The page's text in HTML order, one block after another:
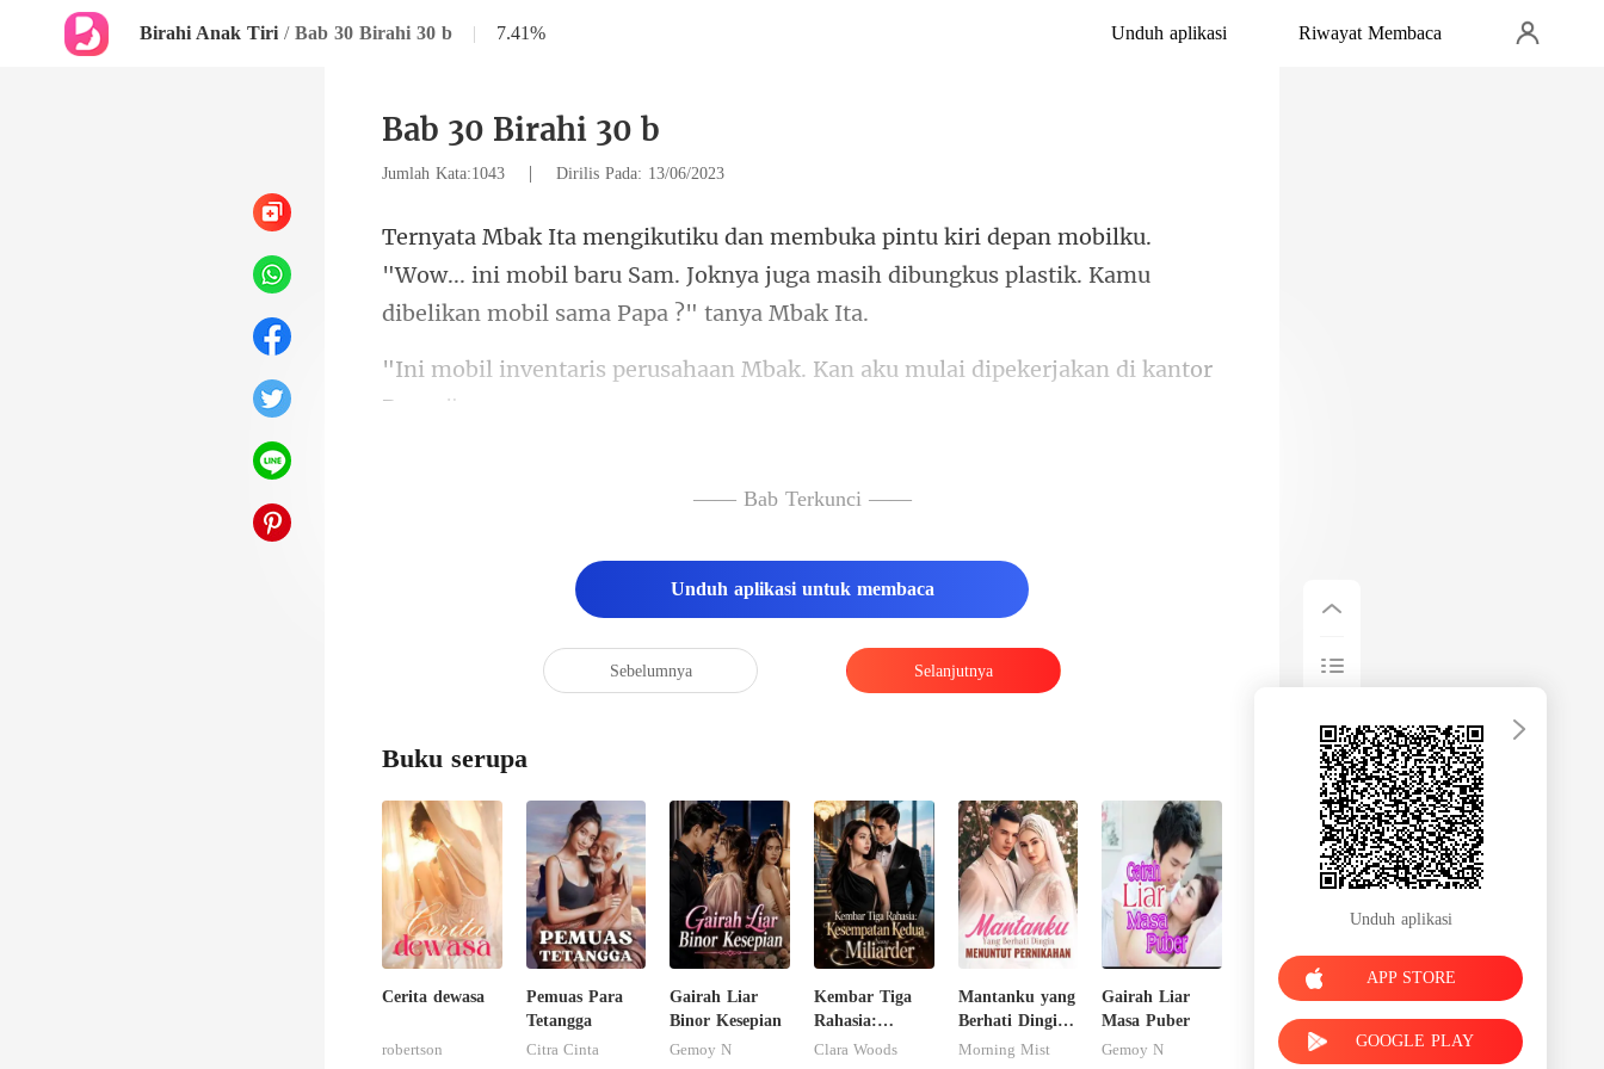
Birahi Anak Tiri / Bab 30 Birahi 30 b | 7.41% Unduh aplikasi Riwayat Membaca
Bab 30 Birahi 30 b
Jumlah Kata:1043 | Dirilis Pada: 13/06/2023
obilku.
"Wow... ini mobil baru Sam. Joknya juga masih dibung
ahaan Mbak. Kan aku mulai d
—— Bab Terkunci ——
Unduh aplikasi untuk membaca
Sebelumnya Selanjutnya
Buku serupa
Cerita dewasa
robertson
Pemuas Para
Tetangga
Citra Cinta
Gairah Liar
Binor Kesepian
Gemoy N
Kembar Tiga
Rahasia:
Kesempatan
Clara Woods
Mantanku yang
Berhati Dingin
Menuntut
Morning Mist
Gairah Liar
Masa Puber
Gemoy N
Unduh aplikasi
APP STORE
GOOGLE PLAY